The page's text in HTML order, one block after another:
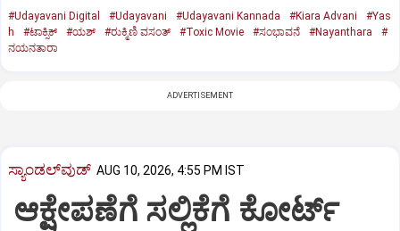
#Udayavani Digital #Udayavani #Udayavani Kannada #Kiara Advani
#Yas
h
#ಟಾಕ್ಸಿಕ್‌ #ಯಶ್‌ #ರುಕ್ಮಿಣಿ ವಸಂತ್‌ #Toxic Movie #ಸಂಭಾವನೆ #Nayanthara
#
ನಯನತಾರಾ
ADVERTISEMENT
ಸ್ಯಾಂಡಲ್‌ವುಡ್‌ AUG 10, 2026, 4:55 PM IST
ಆಕ್ಷೇಪಣೆಗೆ ಸಲ್ಲಿಕೆಗೆ ಕೋರ್ಟ್‌